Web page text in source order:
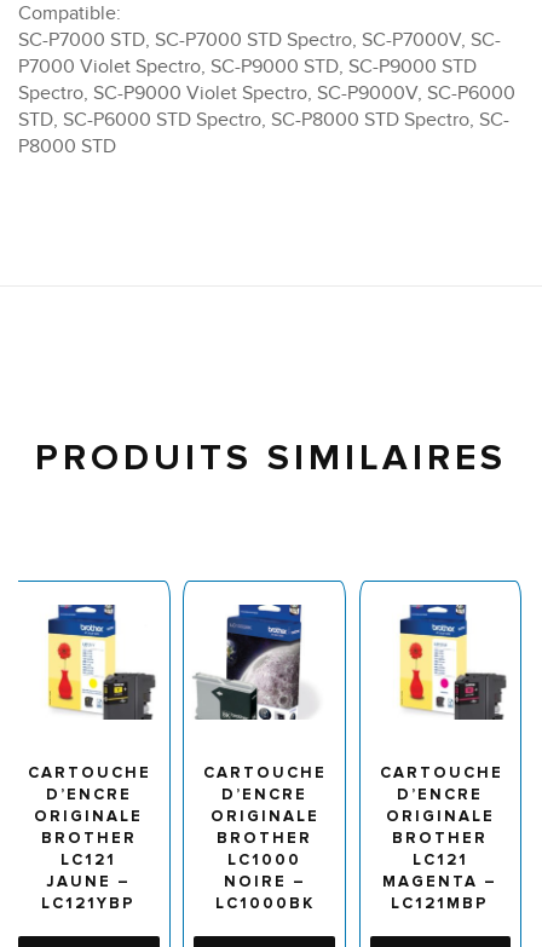
Compatible:
SC-P7000 STD, SC-P7000 STD Spectro, SC-P7000V, SC-
P7000 Violet Spectro, SC-P9000 STD, SC-P9000 STD
Spectro, SC-P9000 Violet Spectro, SC-P9000V, SC-P6000
STD, SC-P6000 STD Spectro, SC-P8000 STD Spectro, SC-
P8000 STD
PRODUITS SIMILAIRES
CARTOUCHE
D’ENCRE
ORIGINALE
BROTHER
LC121
JAUNE –
LC121YBP
CARTOUCHE
D’ENCRE
ORIGINALE
BROTHER
LC1000
NOIRE –
LC1000BK
CARTOUCHE
D’ENCRE
ORIGINALE
BROTHER
LC121
MAGENTA –
LC121MBP